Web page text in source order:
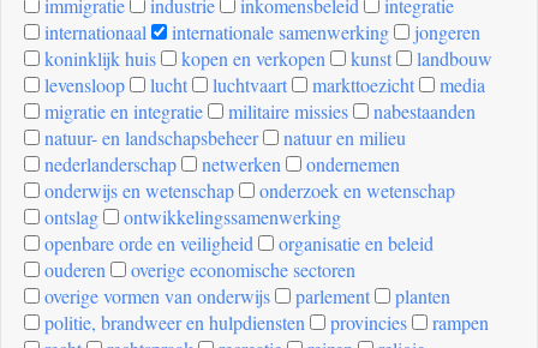
immigratie
industrie inkomensbeleid
integratie
internationaal
internationale samenwerking
jongeren
koninklijk huis
kopen en verkopen kunst
landbouw
levensloop
lucht luchtvaart markttoezicht
media
migratie en integratie
militaire missies
nabestaanden
natuur- en landschapsbeheer
natuur en milieu
nederlanderschap
netwerken
ondernemen
onderwijs en wetenschap
onderzoek en wetenschap
ontslag
ontwikkelingssamenwerking
openbare orde en veiligheid
organisatie en beleid
ouderen
overige economische sectoren
overige vormen van onderwijs
parlement
planten
politie, brandweer en hulpdiensten
provincies
rampen